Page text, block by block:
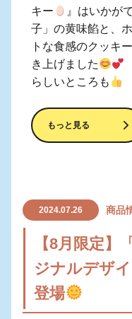
キー
』はいかが
子」の黄味餡と、
トな食感のクッキ
き上げました
らしいところも
もっと見る
2024.07.26 商品
【8月限定】
ジナルデザ
登場